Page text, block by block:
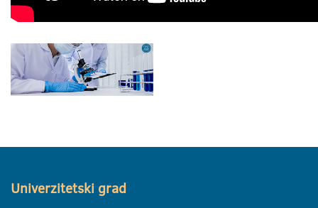
Univerzitetski grad